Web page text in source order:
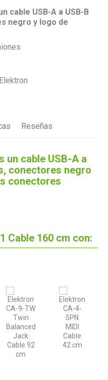
cable USB-A a USB-B
negro y logo de
Reseñas
un cable USB-A a
conectores negro
conectores
Cable 160 cm con: